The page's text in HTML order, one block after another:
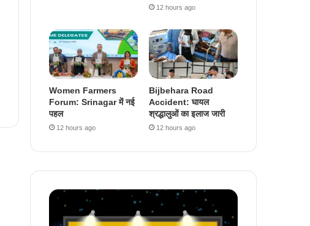
12 hours ago
Women Farmers
Forum: Srinagar में नई
पहल
12 hours ago
Bijbehara Road
Accident: घायल
श्रद्धालुओं का इलाज जारी
12 hours ago